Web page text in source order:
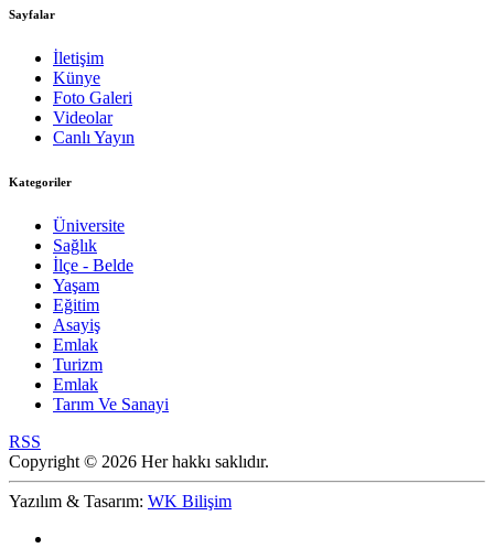
Sayfalar
İletişim
Künye
Foto Galeri
Videolar
Canlı Yayın
Kategoriler
Üniversite
Sağlık
İlçe - Belde
Yaşam
Eğitim
Asayiş
Emlak
Turizm
Emlak
Tarım Ve Sanayi
RSS
Copyright © 2026 Her hakkı saklıdır.
Yazılım & Tasarım: WK Bilişim